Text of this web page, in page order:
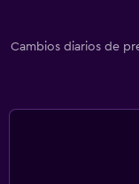
Cambios diarios de